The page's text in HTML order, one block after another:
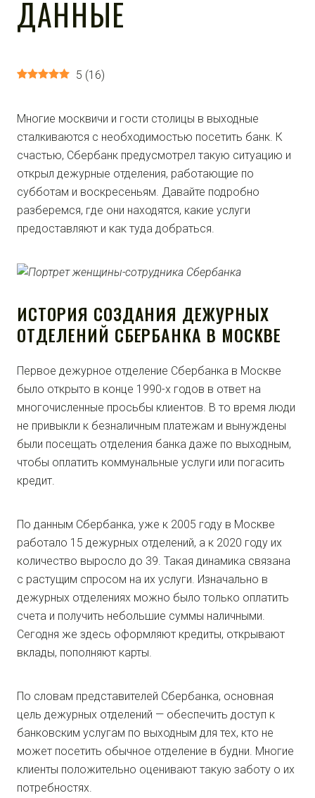
ДАННЫЕ
5 (16)
Многие москвичи и гости столицы в выходные
сталкиваются с необходимостью посетить банк. К
счастью, Сбербанк предусмотрел такую ситуацию и
открыл дежурные отделения, работающие по
субботам и воскресеньям. Давайте подробно
разберемся, где они находятся, какие услуги
предоставляют и как туда добраться.
ИСТОРИЯ СОЗДАНИЯ ДЕЖУРНЫХ
ОТДЕЛЕНИЙ СБЕРБАНКА В МОСКВЕ
Первое дежурное отделение Сбербанка в Москве
было открыто в конце 1990-х годов в ответ на
многочисленные просьбы клиентов. В то время люди
не привыкли к безналичным платежам и вынуждены
были посещать отделения банка даже по выходным,
чтобы оплатить коммунальные услуги или погасить
кредит.
По данным Сбербанка, уже к 2005 году в Москве
работало 15 дежурных отделений, а к 2020 году их
количество выросло до 39. Такая динамика связана
с растущим спросом на их услуги. Изначально в
дежурных отделениях можно было только оплатить
счета и получить небольшие суммы наличными.
Сегодня же здесь оформляют кредиты, открывают
вклады, пополняют карты.
По словам представителей Сбербанка, основная
цель дежурных отделений — обеспечить доступ к
банковским услугам по выходным для тех, кто не
может посетить обычное отделение в будни. Многие
клиенты положительно оценивают такую заботу о их
потребностях.